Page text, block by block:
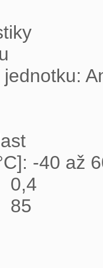
-40 až